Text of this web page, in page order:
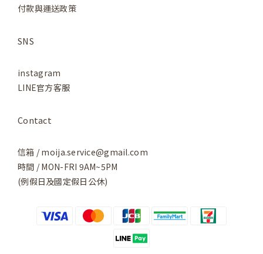
付款與運送政策
SNS
instagram
LINE官方客服
Contact
信箱 / moija.service@gmail.com
時間 / MON-FRI 9AM~5PM
(例假日及國定假日公休)